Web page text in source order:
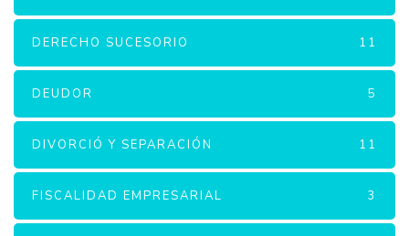
DERECHO SUCESORIO 11
DEUDOR 5
DIVORCIÓ Y SEPARACIÓN 11
FISCALIDAD EMPRESARIAL 3